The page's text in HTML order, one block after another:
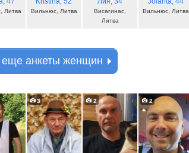
Литва Вильнюс, Литва
Висагинас,
Литва
Вильнюс, Литва
еще анкеты женщин
3 2 2